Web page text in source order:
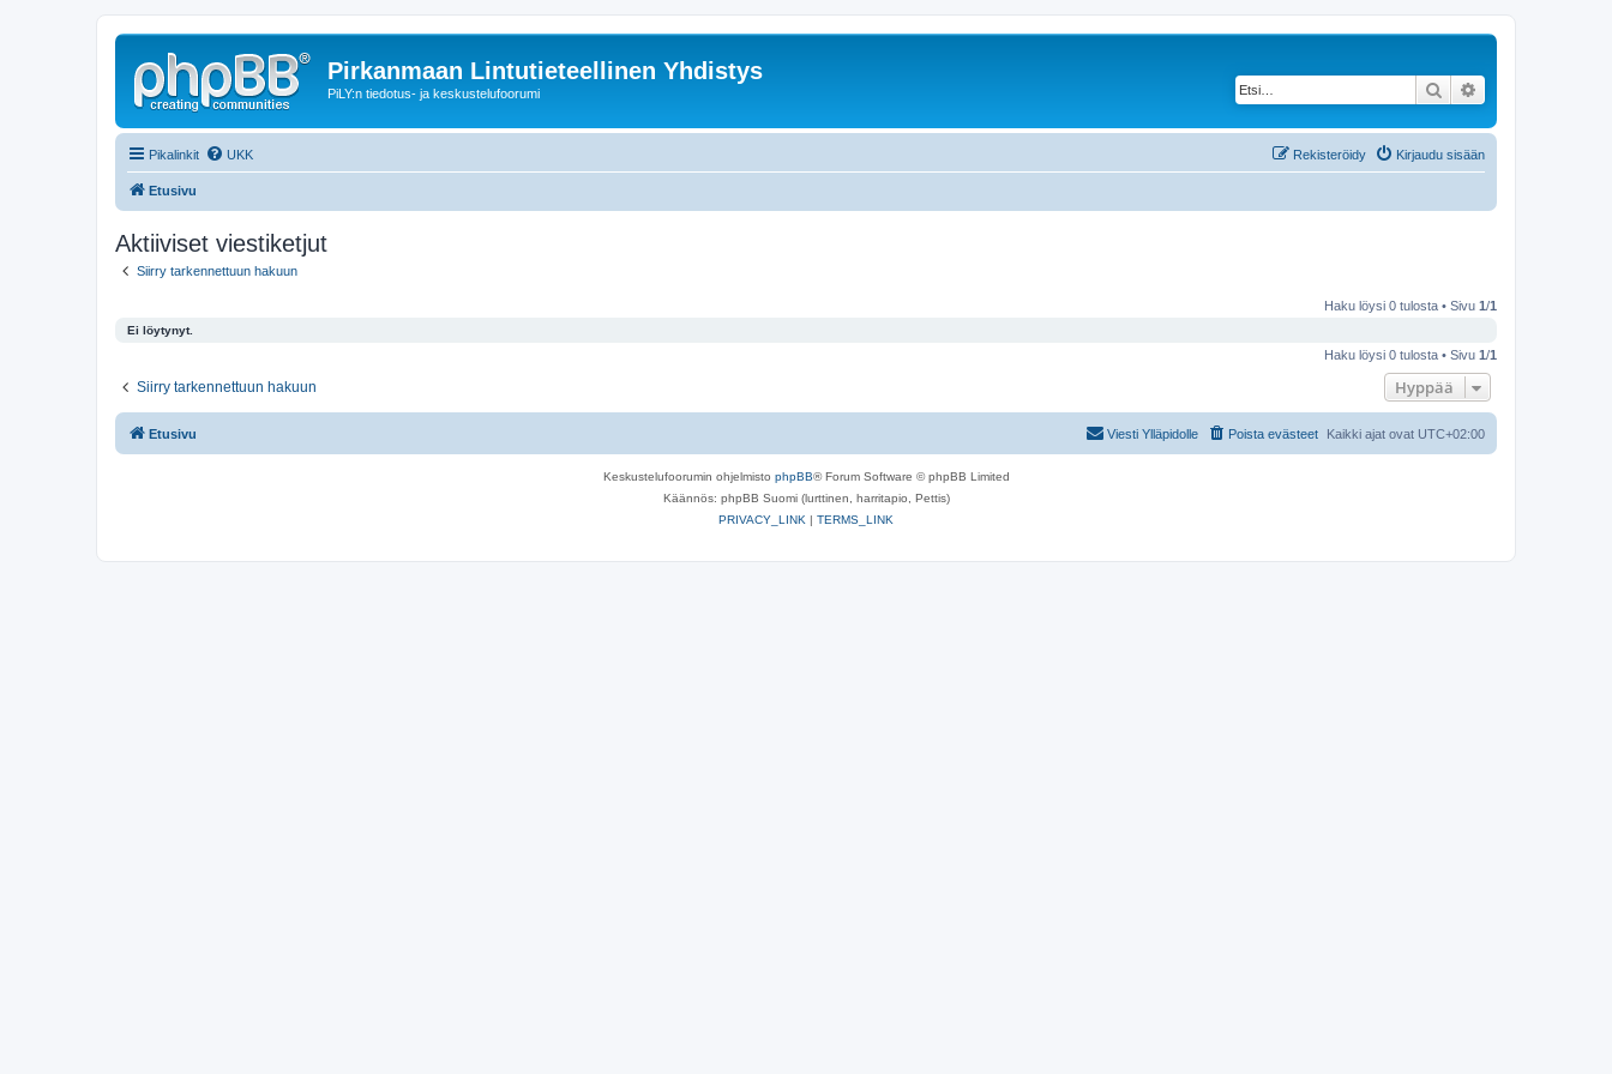
Pirkanmaan Lintutieteellinen Yhdistys
PiLY:n tiedotus- ja keskustelufoorumi Etsi
Pikalinkit UKK Kirjaudu sisään
Rekisteröidy
Etusivu
Aktiiviset viestiketjut
Siirry tarkennettuun hakuun
Haku löysi 0 tulosta • Sivu 1/1
Ei löytynyt.
Haku löysi 0 tulosta • Sivu 1/1
Siirry tarkennettuun hakuun Hyppää
Etusivu Kaikki ajat ovat UTC+02:00
Poista evästeet
Viesti Ylläpidolle
Keskustelufoorumin ohjelmisto phpBB® Forum Software © phpBB Limited
Käännös: phpBB Suomi (lurttinen, harritapio, Pettis)
PRIVACY_LINK | TERMS_LINK